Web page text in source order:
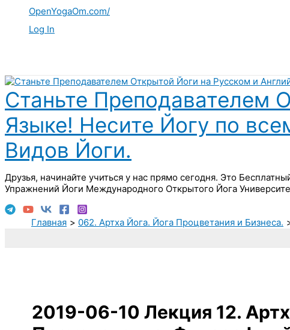
OpenYogaOm.com/
Log In
Станьте Преподавателем
Языке! Несите Йогу по
Видов Йоги.
Друзья, начинайте учиться у нас прямо сегодня. Это
Упражнений Йоги Международного Открытого Йога
Главная 062. Артха Йога. Йога Процветания и Бизнеса.
2019-06-10 Лекция 12.